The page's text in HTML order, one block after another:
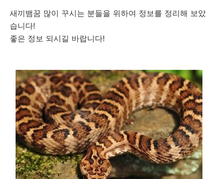
새끼뱀꿈 많이 꾸시는 분들을 위하여 정보를 정리해 보았
습니다!
좋은 정보 되시길 바랍니다!